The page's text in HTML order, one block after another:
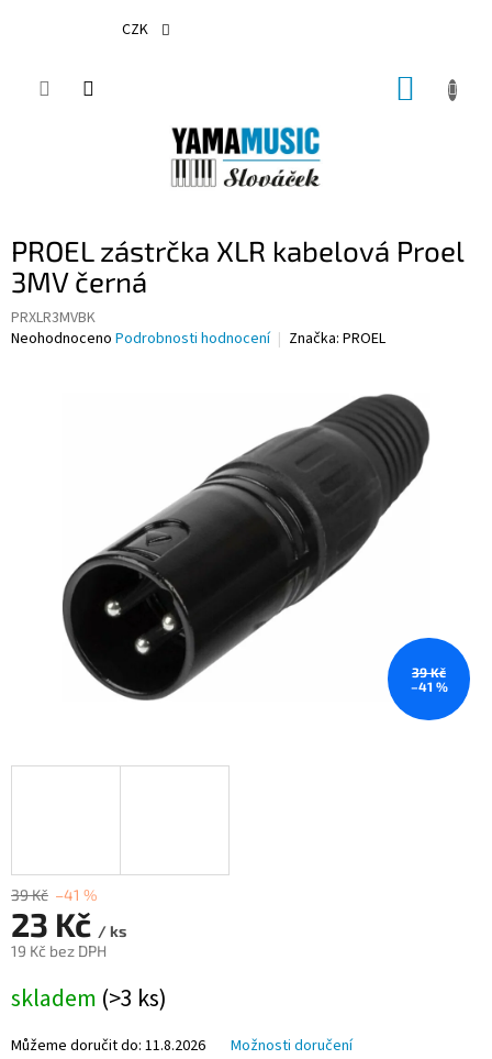
CZK
PROEL zástrčka XLR kabelová Proel
3MV černá
PRXLR3MVBK
Průměrné
Neohodnoceno Podrobnosti hodnocení Značka: PROEL
39 Kč
–41 %
39 Kč –41 %
23 Kč / ks
19 Kč bez DPH
cena:
skladem (>3 ks)
Můžeme doručit do: 11.8.2026 Možnosti doručení